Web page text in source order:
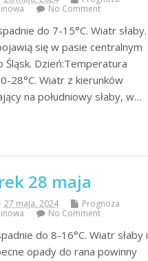
No Comment
do 7-15°C. Wiatr słaby.
się w pasie centralnym
Śląsk. Dzień:Temperatura
28°C. Wiatr z kierunków
na południowy słaby, w…
28 maja
27 maja, 2024
Prognoza
No Comment
do 8-16°C. Wiatr słaby i
opady do rana powinny